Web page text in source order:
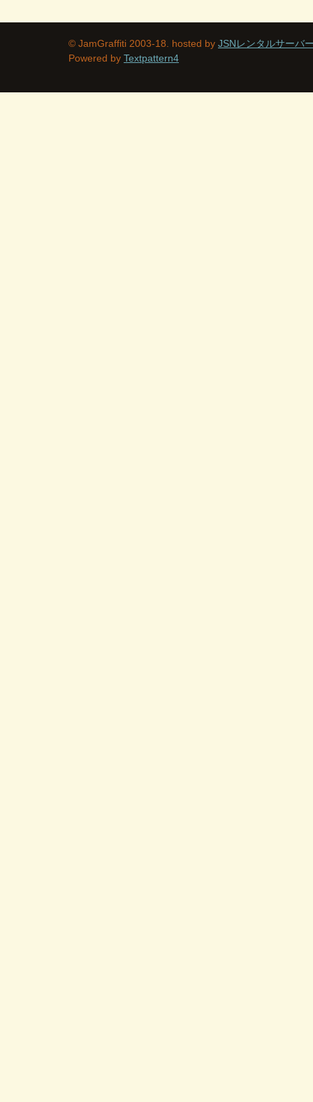
© JamGraffiti 2003-18. hosted by JSNレンタルサーバ
Powered by Textpattern4